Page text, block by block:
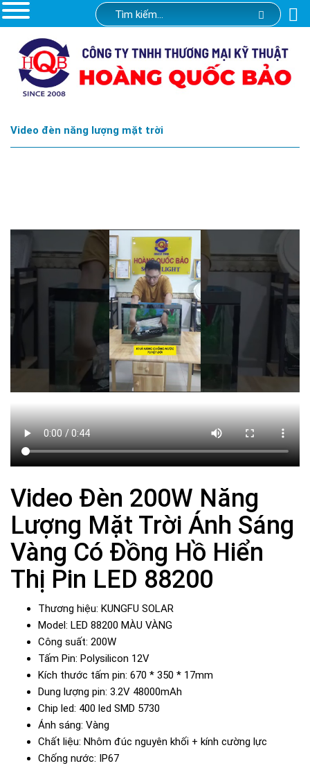
Video đèn năng lượng mặt trời
Video Đèn 200W Năng
Lượng Mặt Trời Ánh Sáng
Vàng Có Đồng Hồ Hiển
Thị Pin LED 88200
Thương hiệu: KUNGFU SOLAR
Model: LED 88200 MÀU VÀNG
Công suất: 200W
Tấm Pin: Polysilicon 12V
Kích thước tấm pin: 670 * 350 * 17mm
Dung lượng pin: 3.2V 48000mAh
Chip led: 400 led SMD 5730
Ánh sáng: Vàng
Chất liệu: Nhôm đúc nguyên khối + kính cường lực
Chống nước: IP67